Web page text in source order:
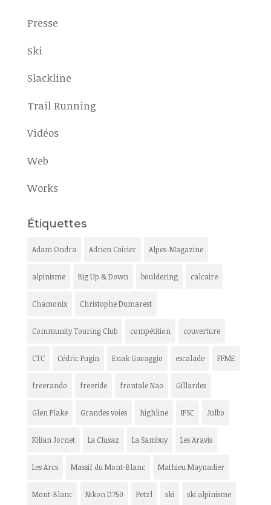
Presse
Ski
Slackline
Trail Running
Vidéos
Web
Works
Étiquettes
Adam Ondra Adrien Coirier Alpes-Magazine
alpinisme Big Up & Down bouldering calcaire
Chamonix Christophe Dumarest
Community Touring Club compétition couverture
CTC Cédric Pugin Enak Gavaggio escalade FFME
freerando freeride frontale Nao Gillardes
Glen Plake Grandes voies highline IFSC Julbo
Kilian Jornet La Clusaz La Sambuy Les Aravis
Les Arcs Massif du Mont-Blanc Mathieu Maynadier
Mont-Blanc Nikon D750 Petzl ski ski alpinisme